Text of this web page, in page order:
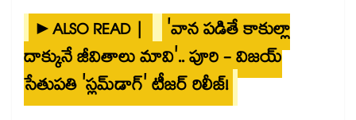
►ALSO READ |
'వాన పడితే కాకుల్లా
దాక్కునే జీవితాలు మావి'.. పూరి - విజయ్
సేతుపతి 'స్లమ్‌డాగ్' టీజర్ రిలీజ్!